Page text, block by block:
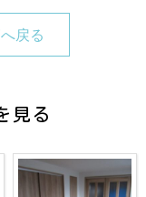
戻る
見る